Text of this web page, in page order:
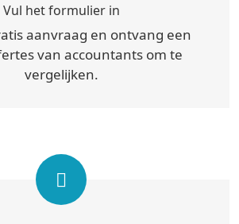
Vul het formulier in
aanvraag en ontvang een
van accountants om te
vergelijken.